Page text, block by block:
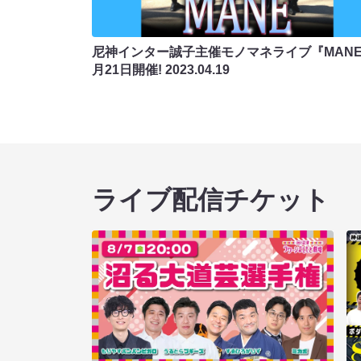
尼神インター誠子主催モノマネライブ『
月21日開催! 2023.04.19
ライブ配信チケット